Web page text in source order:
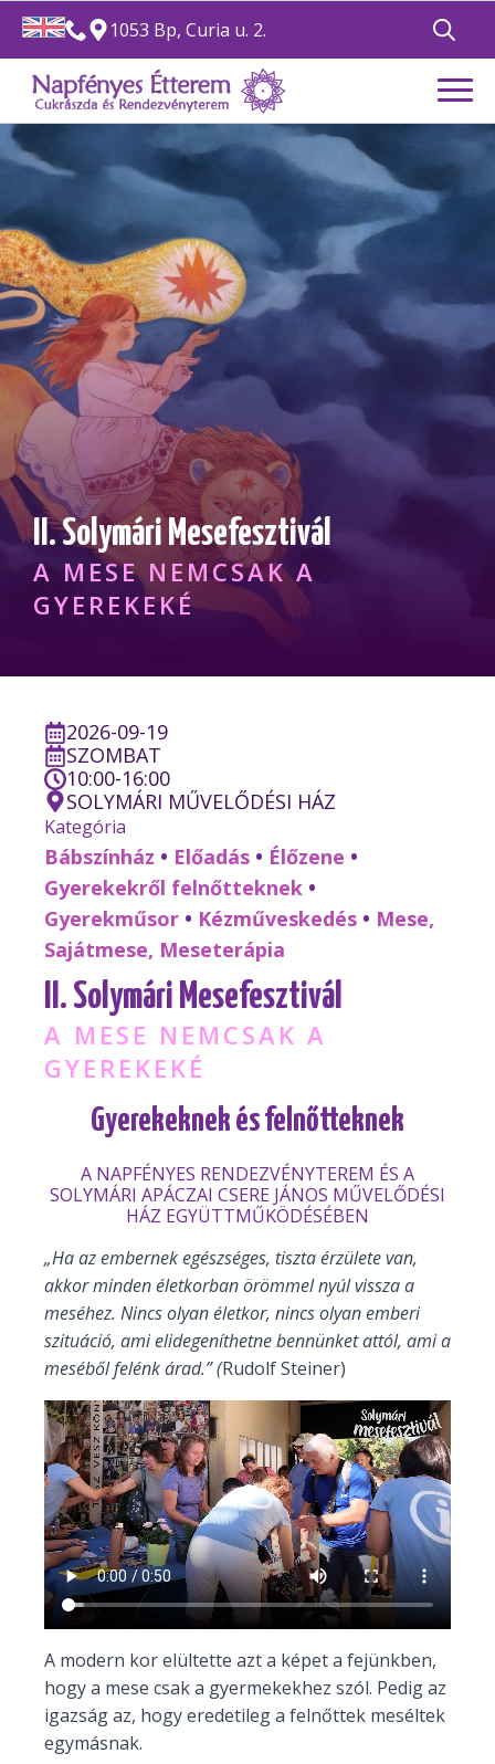
1053 Bp, Curia u. 2.
for:
II. Solymári Mesefesztivál
A MESE NEMCSAK A
GYEREKEKÉ
2026-09-19
SZOMBAT
10:00-16:00
SOLYMÁRI MŰVELŐDÉSI HÁZ
Kategória
Bábszínház • Előadás • Élőzene •
Gyerekekről felnőtteknek •
Gyerekműsor • Kézműveskedés • Mese,
Sajátmese, Meseterápia
II. Solymári Mesefesztivál
A MESE NEMCSAK A
GYEREKEKÉ
Gyerekeknek és felnőtteknek
A NAPFÉNYES RENDEZVÉNYTEREM ÉS A
SOLYMÁRI APÁCZAI CSERE JÁNOS MŰVELŐDÉSI
HÁZ EGYÜTTMŰKÖDÉSÉBEN
„Ha az embernek egészséges, tiszta érzülete van,
akkor minden életkorban örömmel nyúl vissza a
meséhez. Nincs olyan életkor, nincs olyan emberi
szituáció, ami elidegeníthetne bennünket attól, ami a
meséből felénk árad.” (Rudolf Steiner)
A modern kor elültette azt a képet a fejünkben,
hogy a mese csak a gyermekekhez szól. Pedig az
igazság az, hogy eredetileg a felnőttek meséltek
egymásnak.